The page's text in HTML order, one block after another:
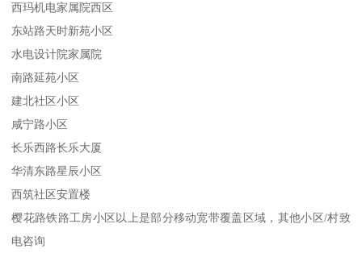
西玛机电家属院西区
东站路天时新苑小区
水电设计院家属院
南路延苑小区
建北社区小区
咸宁路小区
长乐西路长乐大厦
华清东路星辰小区
西筑社区安置楼
樱花路铁路工房小区以上是部分移动宽带覆盖区域，其他小区/村致
电咨询